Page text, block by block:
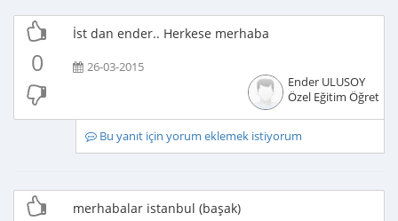
0
İst dan ender.. Herkese merhaba
26-03-2015
Ender ULUSOY
Özel Eğitim
Bu yanıt için yorum eklemek istiyorum
merhabalar istanbul (başak)